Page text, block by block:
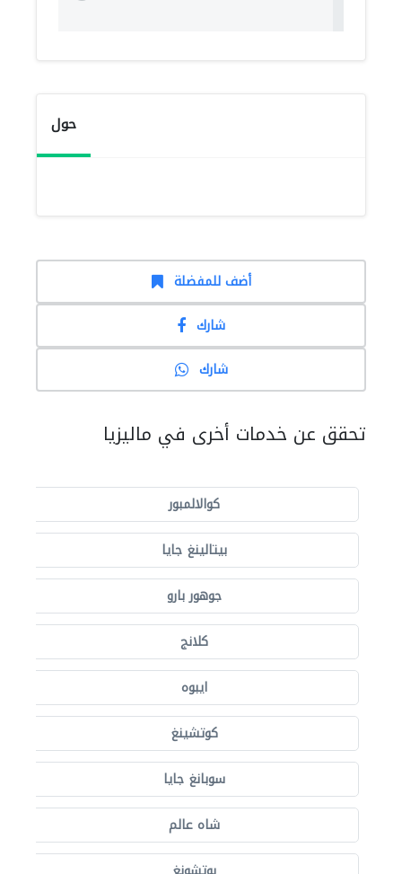
حول
أضف للمفضلة
شارك
شارك
تحقق عن خدمات أخرى في ماليزيا
كوالالمبور
بيتالينغ جايا
جوهور بارو
كلانج
ايبوه
كوتشينغ
سوبانغ جايا
شاه عالم